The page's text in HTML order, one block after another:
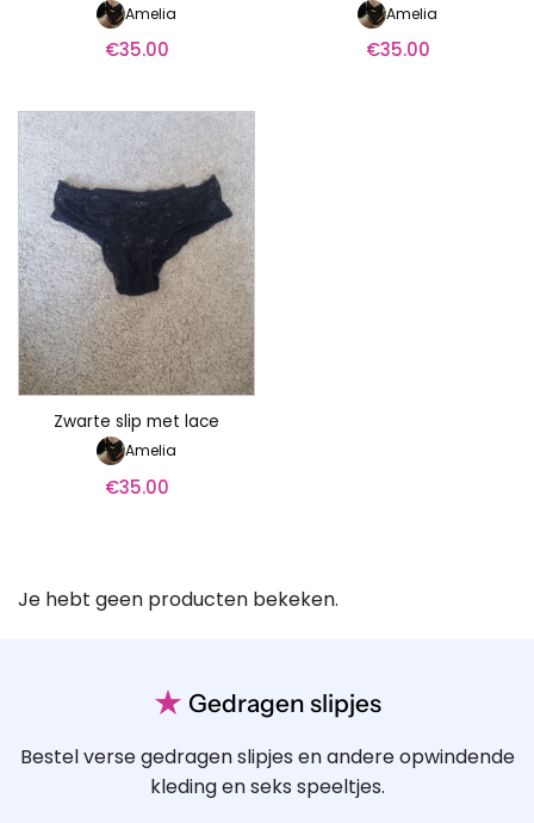
Amelia
€35.00
Amelia
€35.00
Zwarte slip met lace
Amelia
€35.00
Je hebt geen producten bekeken.
★ Gedragen slipjes
Bestel verse gedragen slipjes en andere opwindende
kleding en seks speeltjes.